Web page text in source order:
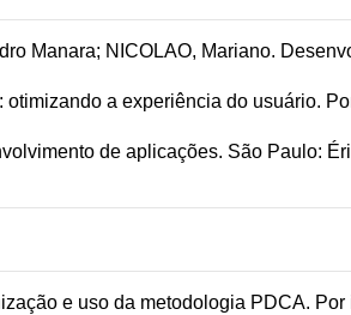
Manara; NICOLAO, Mariano.
a experiência do usuário.
de aplicações. São Paulo:
e uso da metodologia PDCA.